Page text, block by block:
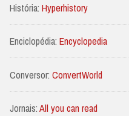
História: Hyperhistory
Enciclopédia: Encyclopedia
Conversor: ConvertWorld
Jornais:All you can read